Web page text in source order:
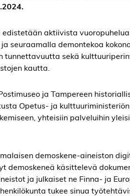
edistetään aktiivista
seuraamalla demontekoa
tunnettavuutta sekä
kautta.
ja Tampereen
Opetus- ja
yhteisiin palveluihin
demoskene-aineiston
demoskeneä käsittelevä
ja julkaiset ne Finna- ja
tukee sinua